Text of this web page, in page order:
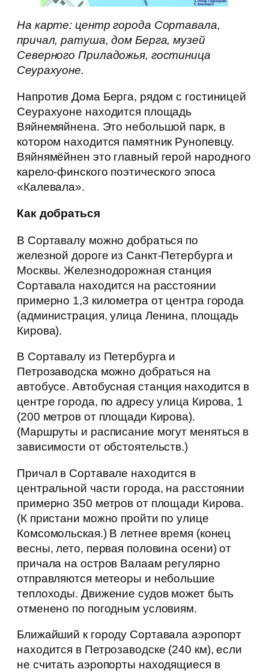
На карте: центр города Сортавала,
причал, ратуша, дом Берга, музей
Северного Приладожья, гостиница
Сеурахуоне.
Напротив Дома Берга, рядом с гостиницей
Сеурахуоне находится площадь
Вяйнемяйнена. Это небольшой парк, в
котором находится памятник Рунопевцу.
Вяйнямёйнен это главный герой народного
карело-финского поэтического эпоса
«Калевала».
Как добраться
В Сортавалу можно добраться по
железной дороге из Санкт-Петербурга и
Москвы. Железнодорожная станция
Сортавала находится на расстоянии
примерно 1,3 километра от центра города
(администрация, улица Ленина, площадь
Кирова).
В Сортавалу из Петербурга и
Петрозаводска можно добраться на
автобусе. Автобусная станция находится в
центре города, по адресу улица Кирова, 1
(200 метров от площади Кирова).
(Маршруты и расписание могут меняться в
зависимости от обстоятельств.)
Причал в Сортавале находится в
центральной части города, на расстоянии
примерно 350 метров от площади Кирова.
(К пристани можно пройти по улице
Комсомольская.) В летнее время (конец
весны, лето, первая половина осени) от
причала на остров Валаам регулярно
отправляются метеоры и небольшие
теплоходы. Движение судов может быть
отменено по погодным условиям.
Ближайший к городу Сортавала аэропорт
находится в Петрозаводске (240 км), если
не считать аэропорты находящиеся в